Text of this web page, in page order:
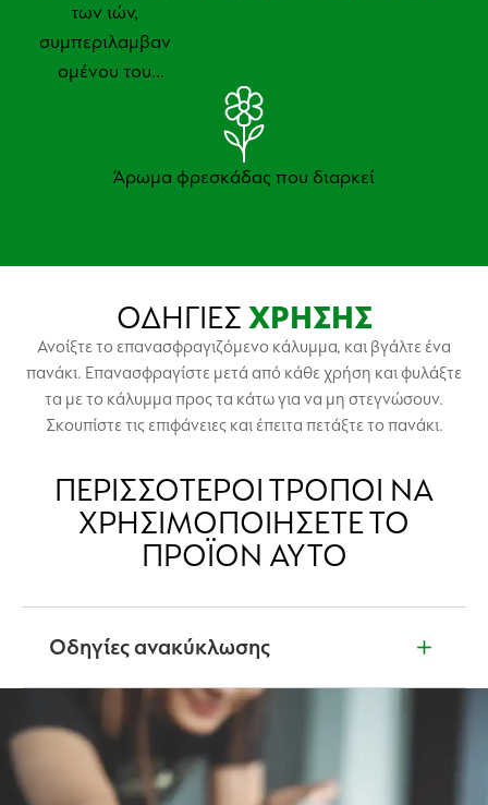
των ιών,
συμπεριλαμβαν
ομένου του
Άρωμα φρεσκάδας που διαρκεί
ΟΔΗΓΙΕΣ ΧΡΗΣΗΣ
Ανοίξτε το επανασφραγιζόμενο κάλυμμα, και βγάλτε ένα
πανάκι. Επανασφραγίστε μετά από κάθε χρήση και φυλάξτε
τα με το κάλυμμα προς τα κάτω για να μη στεγνώσουν.
Σκουπίστε τις επιφάνειες και έπειτα πετάξτε το πανάκι.
ΠΕΡΙΣΣΌΤΕΡΟΙ ΤΡΌΠΟΙ ΝΑ
ΧΡΗΣΙΜΟΠΟΙΉΣΕΤΕ ΤΟ
ΠΡΟΪΌΝ ΑΥΤΌ
Οδηγίες ανακύκλωσης
Δεν είστε βέβαιοι τι να κάνετε με τα προϊόντα μας
όταν έχουν τελειώσει; Διαβάστε την ετικέτα του
προϊόντος για πληροφορίες ανακύκλωσης. Μαζί,
μπορούμε να προστατεύσουμε και να
δημιουργήσουμε έναν καθαρότερο κόσμο.